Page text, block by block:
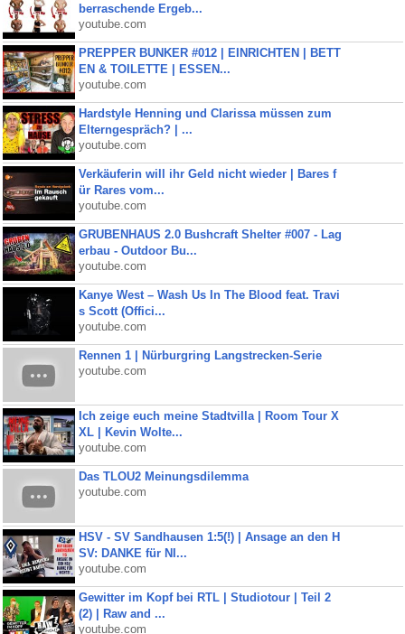
berraschende Ergeb...
youtube.com
PREPPER BUNKER #012 | EINRICHTEN | BETT
EN & TOILETTE | ESSEN...
youtube.com
Hardstyle Henning und Clarissa müssen zum
Elterngespräch? | ...
youtube.com
Verkäuferin will ihr Geld nicht wieder | Bares f
ür Rares vom...
youtube.com
GRUBENHAUS 2.0 Bushcraft Shelter #007 - Lag
erbau - Outdoor Bu...
youtube.com
Kanye West – Wash Us In The Blood feat. Travi
s Scott (Offici...
youtube.com
Rennen 1 | Nürburgring Langstrecken-Serie
youtube.com
Ich zeige euch meine Stadtvilla | Room Tour X
XL | Kevin Wolte...
youtube.com
Das TLOU2 Meinungsdilemma
youtube.com
HSV - SV Sandhausen 1:5(!) | Ansage an den H
SV: DANKE für NI...
youtube.com
Gewitter im Kopf bei RTL | Studiotour | Teil 2
(2) | Raw and ...
youtube.com